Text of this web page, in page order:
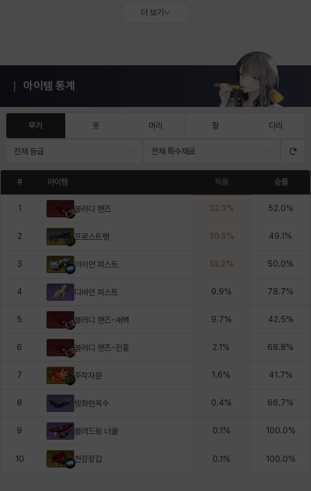
더 보기
아이템 통계
무기 옷 머리 팔 다리
전체 등급 전체 특수재료
# 아이템 픽률 승률
1 블러디 핸즈 32.3% 52.0%
2 프로스트팽 30.5% 49.1 %
3 아이언 피스트 13.2% 50.0%
4 디바인 피스트 9.9% 78.7%
5 블러디 핸즈-새벽 9.7% 42.5%
6 블러디 핸즈-진홍 2.1 % 68.8%
7 주작자문 1.6% 41.7%
8 빙화현옥수 0.4% 66.7%
9 블러드윙 너클 0.1 % 100.0%
10 천잠장갑 0.1 % 100.0%